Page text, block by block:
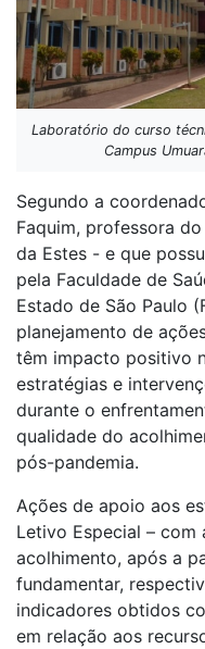
Laboratório do curso
Campus
Segundo a
Faquim, professora
da Estes - e que
pela Faculdade de
Estado de São Paulo
planejamento de
têm impacto positivo
estratégias e
durante o
qualidade do
pós-pandemia.
Ações de apoio aos
Letivo Especial – com
acolhimento, após a
fundamentar,
indicadores obtidos
em relação aos